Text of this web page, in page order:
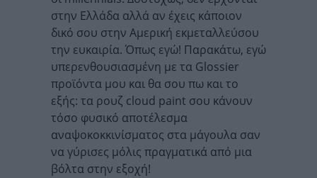
στην Ελλάδα αλλά αν έχεις κάποιον
δικό σου στην Αμερική εκμεταλλεύσου
την ευκαιρία. Όπως εγώ! Παρακάτω, εγώ
υπερενθουσιασμένη με τα Glossier
προϊόντα μου και θα σου πω και το
εξής: τα ρουζ cloud paint σου κάνουν
τόσο φυσικό αποτέλεσμα
αναψοκοκκινίσματος στα μάγουλα σαν
να γύρισες μόλις πραγματικά από μια
βόλτα στην εξοχή!